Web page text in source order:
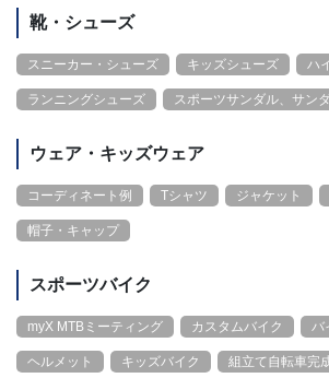
靴・シューズ
スニーカー・シューズ キッズシューズ ハ
ランニングシューズ スポーツサンダル、サン
ウェア・キッズウェア
コーディネート例 Tシャツ ジャケット
帽子・キャップ
スポーツバイク
myX MTBミーティング カスタムバイク バ
ヘルメット キッズバイク 組立て自転車完